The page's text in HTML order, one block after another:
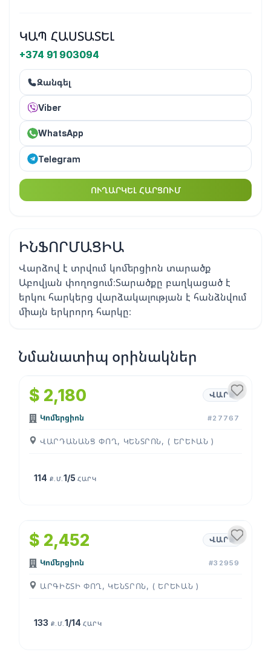
ԿԱՊ ՀԱՍՏԱՏԵԼ
+374 91 903094
Զանգել
Viber
WhatsApp
Telegram
ՈՒՂԱՐԿԵԼ ՀԱՐՑՈՒՄ
ԻՆՖՈՐՄԱՑԻԱ
Վարձով է տրվում կոմերցիոն տարածք
Աբովյան փողոցում։Տարածքը բաղկացած է
երկու հարկերց վարձակալության է հանձնվում
միայն երկրորդ հարկը։
Նմանատիպ օրինակներ
1 /4
$ 2,180 ՎԱՐՁ
Կոմերցիոն #27767
ՎԱՐԴԱՆԱՆՑ ՓՈՂ, ԿԵՆՏՐՈՆ, ( ԵՐԵՒԱՆ )
114 Ք.Մ.1/5ՀԱՐԿ
$ 2,452 ՎԱՐՁ
Կոմերցիոն #32959
ԱՐԳԻՇՏԻ ՓՈՂ, ԿԵՆՏՐՈՆ, ( ԵՐԵՒԱՆ )
133 Ք.Մ.1/14ՀԱՐԿ